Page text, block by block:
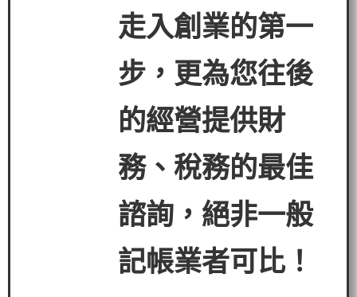
走入創業的第一
步，更為您往後
的經營提供財
務、稅務的最佳
諮詢，絕非一般
記帳業者可比！